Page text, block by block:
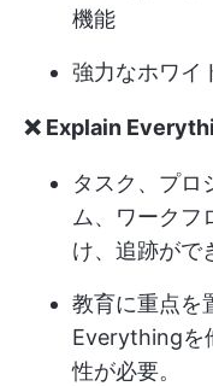
機能
強力なホワイ
❌ Explain
タスク、プロ
ム、ワークフ
け、追跡がで
教育に重点を
Everythingを
性が必要。